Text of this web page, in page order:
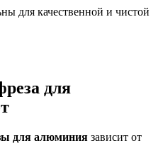
для качественной и чистой
для
для алюминия зависит от